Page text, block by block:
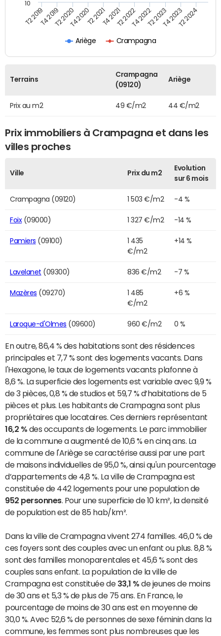
Ariège Crampagna
T2 2019T4 2019T2 2020T4 2020T2 2021T4 2021T2 2022T4 2022T2 2023T4 2023T2 2024
10
Terrains
Crampagna
(09120)
Ariège
Prix au m2 49 €/m2 44 €/m2
Prix immobiliers à Crampagna et dans les
villes proches
Ville Prix du m2
Evolution
sur 6 mois
Crampagna (09120) 1 503 €/m2 -4 %
Foix(09000) 1 327 €/m2 -14 %
Pamiers (09100)
1 435
€/m2
+14 %
Lavelanet (09300) 836 €/m2 -7 %
Mazères (09270)
1 485
€/m2
+6 %
Laroque-d'Olmes (09600) 960 €/m2 0 %
En outre, 86,4 % des habitations sont des résidences
principales et 7,7 % sont des logements vacants. Dans
l'Hexagone, le taux de logements vacants plafonne à
8,6 %. La superficie des logements est variable avec 9,9 %
de 3 pièces, 0,8 % de studios et 59,7 % d’habitations de 5
pièces et plus. Les habitants de Crampagna sont plus
propriétaires que locataires. Ces derniers représentant
16,2 % des occupants de logements. Le parc immobilier
de la commune a augmenté de 10,6 % en cinq ans. La
commune de l'Ariège se caractérise aussi par une part
de maisons individuelles de 95,0 %, ainsi qu'un pourcentage
d’appartements de 4,8 %. La ville de Crampagna est
constituée de 442 logements pour une population de
952 personnes. Pour une superficie de 10 km², la densité
de population est de 85 hab/km².
Dans la ville de Crampagna vivent 274 familles. 46,0 % de
ces foyers sont des couples avec un enfant ou plus. 8,8 %
sont des familles monoparentales et 45,6 % sont des
couples sans enfant. La population de la ville de
Crampagna est constituée de 33,1 % de jeunes de moins
de 30 ans et 5,3 % de plus de 75 ans. En France, le
pourcentage de moins de 30 ans est en moyenne de
30,0 %. Avec 52,6 % de personnes de sexe féminin dans la
commune, les femmes sont plus nombreuses que les